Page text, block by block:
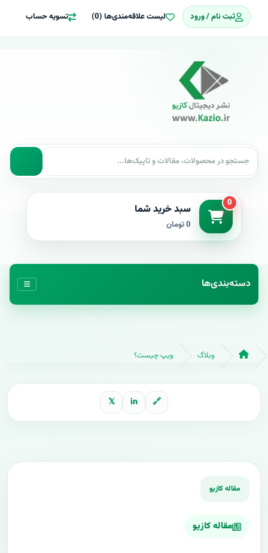
ثبت نام / ورود لیست علاقه‌مندی‌ها (0) تسویه حساب
0 سبد خرید شما
0 تومان
دسته‌بندی‌ها
وبلاگ ویپ چیست؟
مقاله کازیو
🔗
in
𝕏